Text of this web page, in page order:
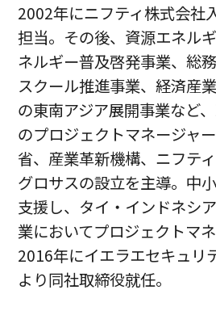
2002年にニフティ株式会社
担当。その後、資源エネル
ネルギー普及啓発事業、総
スクール推進事業、経済産
の東南アジア展開事業など
のプロジェクトマネージャ
省、産業革新機構、ニフテ
グロサスの設立を主導。中
支援し、タイ・インドネシ
業においてプロジェクトマ
2016年にイエラエセキュリ
より同社取締役就任。